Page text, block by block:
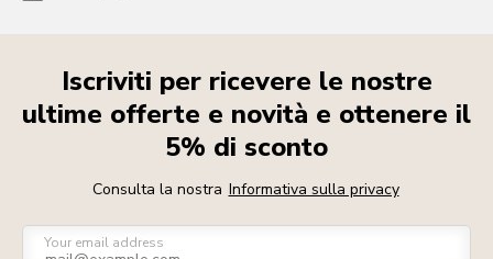
Iscriviti per ricevere le nostre
ultime offerte e novità e ottenere il
5% di sconto
Consulta la nostra Informativa sulla privacy
Your email address